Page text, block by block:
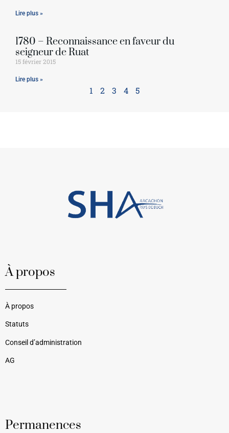
Lire plus »
1780 – Reconnaissance en faveur du
seigneur de Ruat
15 février 2015
Lire plus »
1 2 3 4 5
À propos
À propos
Statuts
Conseil d’administration
AG
Permanences